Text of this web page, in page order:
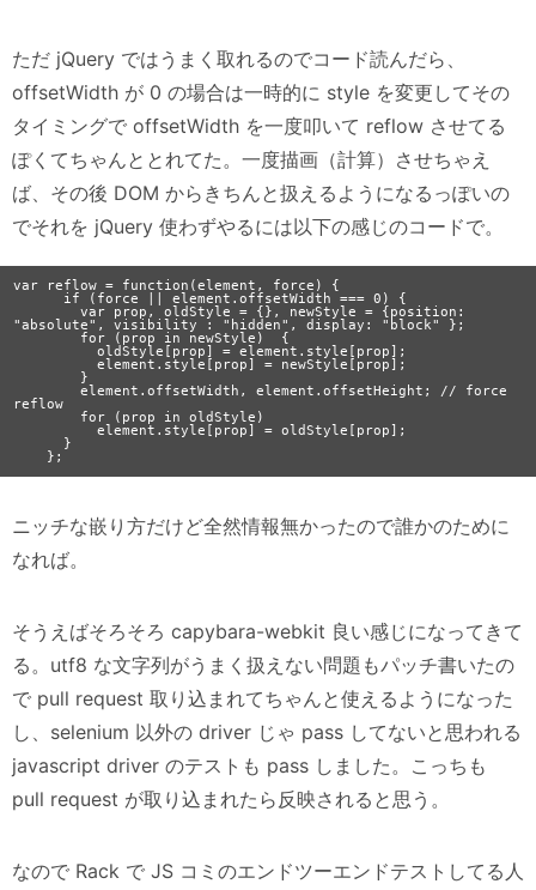
ただ jQuery ではうまく取れるのでコード読んだら、
offsetWidth が 0 の場合は一時的に style を変更してその
タイミングで offsetWidth を一度叩いて reflow させてる
ぽくてちゃんととれてた。一度描画（計算）させちゃえ
ば、その後 DOM からきちんと扱えるようになるっぽいの
でそれを jQuery 使わずやるには以下の感じのコードで。
var reflow = function(element, force) {
        var prop, oldStyle = {}, newStyle = {position:
"absolute", visibility : "hidden", display: "block" };
          oldStyle[prop] = element.style[prop];
          element.style[prop] = newStyle[prop];
        element.offsetWidth, element.offsetHeight; // force
reflow
          element.style[prop] = oldStyle[prop];
ニッチな嵌り方だけど全然情報無かったので誰かのために
なれば。
そうえばそろそろ capybara-webkit 良い感じになってきて
る。utf8 な文字列がうまく扱えない問題もパッチ書いたの
で pull request 取り込まれてちゃんと使えるようになった
し、selenium 以外の driver じゃ pass してないと思われる
javascript driver のテストも pass しました。こっちも
pull request が取り込まれたら反映されると思う。
なので Rack で JS コミのエンドツーエンドテストしてる人